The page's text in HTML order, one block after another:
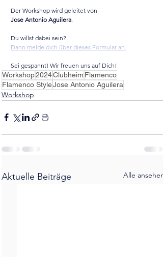
Der Workshop wird geleitet von
Jose Antonio Aguilera
Du willst dabei sein?
Dann melde dich über dieses Formular an.
Sei gespannt! Wir freuen uns auf Dich!
Workshop2024Clubheim Flamenco
Flamenco StyleJose Antonio Aguilera
Workshop
Aktuelle Beiträge Alle ansehen